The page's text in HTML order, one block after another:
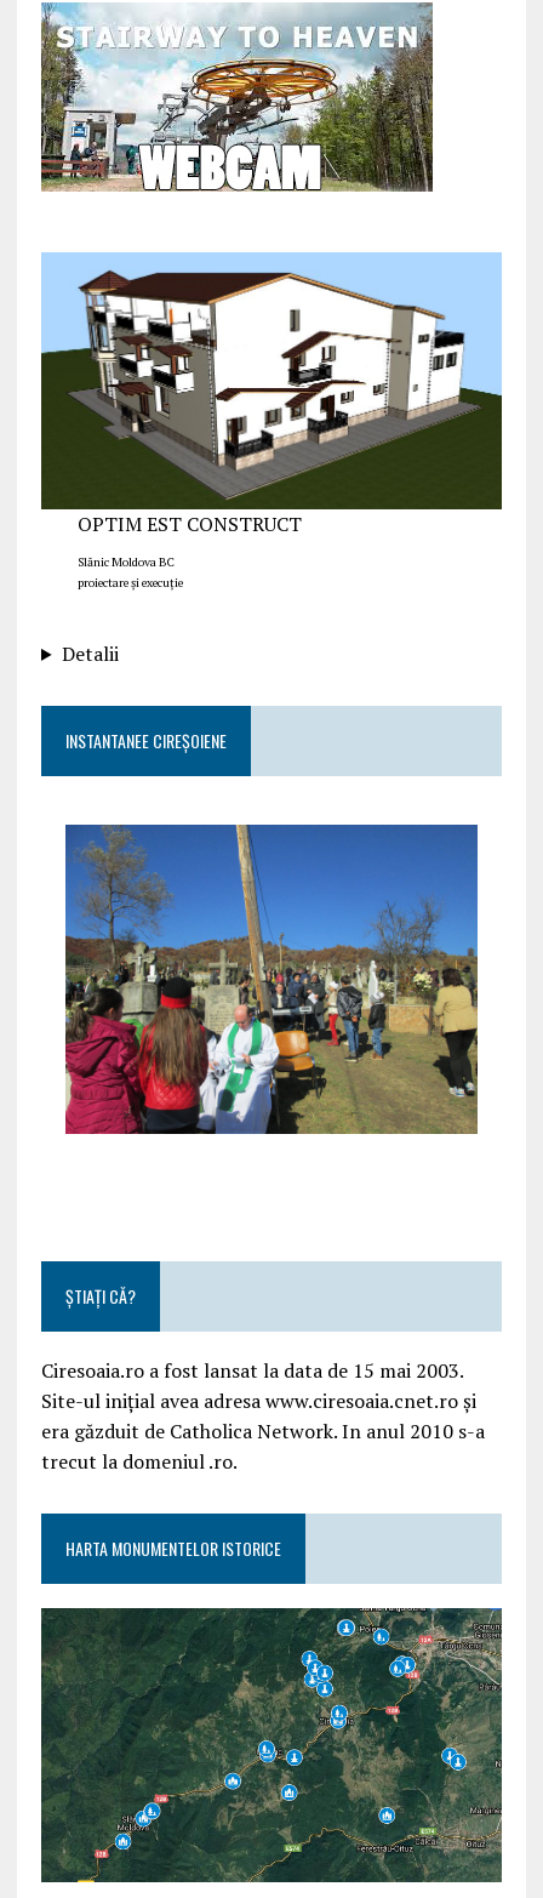
OPTIM EST CONSTRUCT
Slănic Moldova BC
proiectare și execuție
Detalii
INSTANTANEE CIREȘOIENE
ȘTIAȚI CĂ?
Ciresoaia.ro a fost lansat la data de 15 mai 2003.
Site-ul inițial avea adresa www.ciresoaia.cnet.ro și
era găzduit de Catholica Network. In anul 2010 s-a
trecut la domeniul .ro.
HARTA MONUMENTELOR ISTORICE